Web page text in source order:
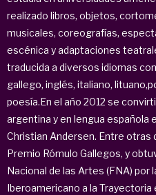
realizado libros, objetos,
musicales, coreografías,
escénica y adaptaciones
traducida a diversos idiomas
gallego, inglés, italiano,
poesía.En el año 2012 se
argentina y en lengua española
Christian Andersen. Entre otras
Premio Rómulo Gallegos, y
Nacional de las Artes (FNA) por
Iberoamericano a la